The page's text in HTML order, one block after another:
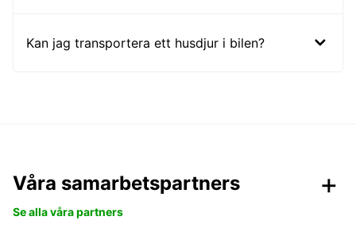
Kan jag transportera ett husdjur i bilen?
Våra samarbetspartners
Se alla våra partners